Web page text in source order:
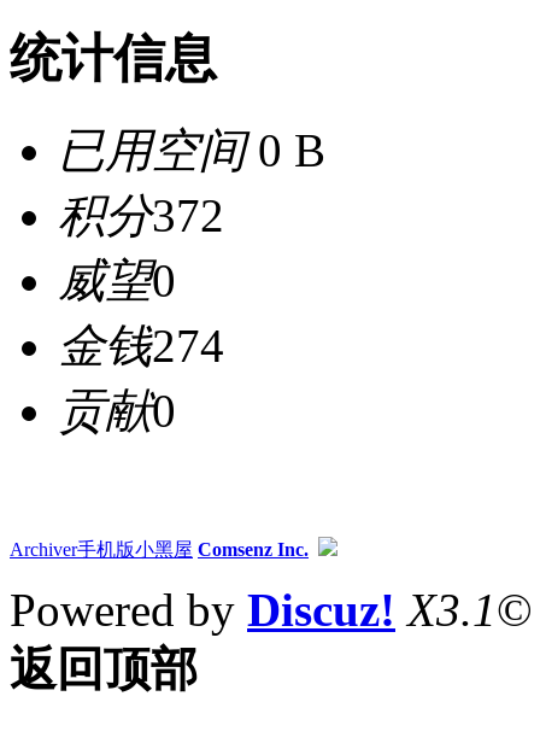
统计信息
已用空间0 B
积分372
威望0
金钱274
贡献0
Archiver手机版小黑屋 Comsenz Inc.
Powered by Discuz! X3.1©
返回顶部